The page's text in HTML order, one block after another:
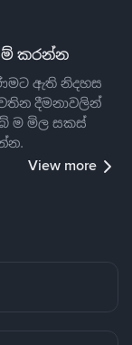
කරන්න
ඇති නිදහස
දීමනාවලින්
ම මිල සකස්
View more